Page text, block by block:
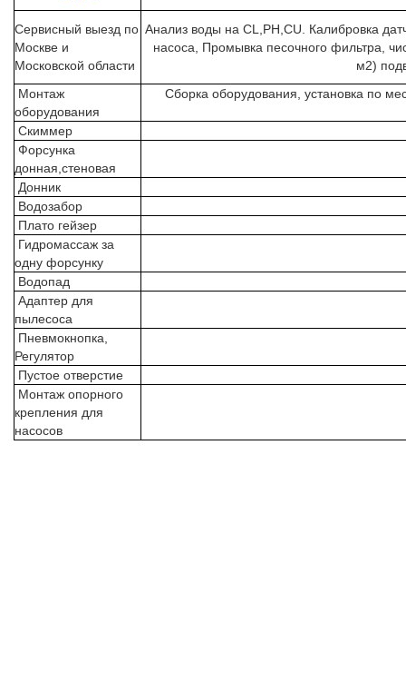
Сервисный выезд по
Москве и
Московской области
Анализ воды на CL,PH,CU. Калибровка
насоса, Промывка песочного фильтра,
м2)
Монтаж
оборудования
Сборка оборудования, установка по
Скиммер
Форсунка
донная,стеновая
Донник
Водозабор
Плато гейзер
Гидромассаж за
одну форсунку
Водопад
Адаптер для
пылесоса
Пневмокнопка,
Регулятор
Пустое отверстие
Монтаж опорного
крепления для
насосов